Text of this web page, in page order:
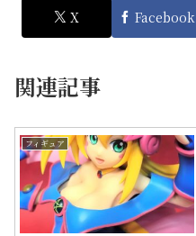
X Facebook
関連記事
フィギュア